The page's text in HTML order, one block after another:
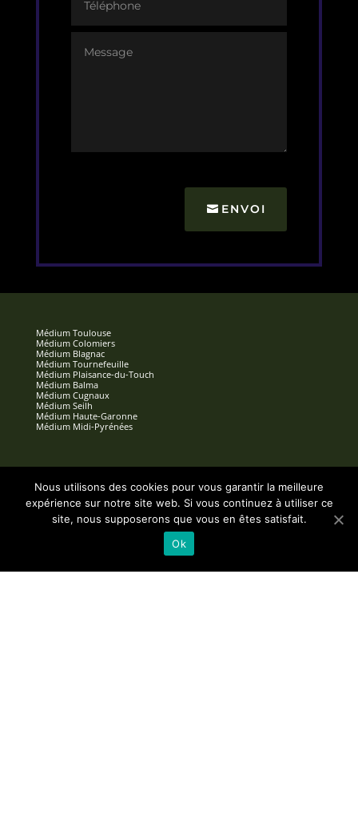
ENVOI
Médium Toulouse
Médium Colomiers
Médium Blagnac
Médium Tournefeuille
Médium Plaisance-du-Touch
Médium Balma
Médium Cugnaux
Médium Seilh
Médium Haute-Garonne
Médium Midi-Pyrénées
Marabout Toulouse
Marabout Colomiers
Marabout Blagnac
Marabout Tournefeuille
Marabout Plaisance-du-Touch
Marabout Balma
Nous utilisons des cookies pour vous garantir la meilleure
expérience sur notre site web. Si vous continuez à utiliser ce
site, nous supposerons que vous en êtes satisfait.
Ok